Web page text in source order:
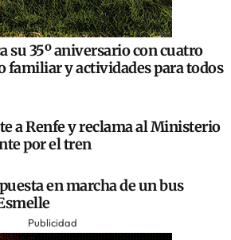
su 35º aniversario con cuatro
familiar y actividades para todos
a Renfe y reclama al Ministerio
por el tren
en marcha de un bus
Publicidad